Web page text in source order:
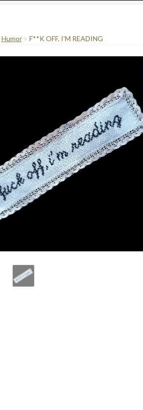
Humor F**K OFF, I’M READING